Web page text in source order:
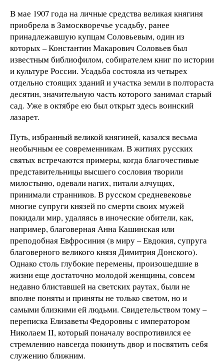
В мае 1907 года на личные средства великая княгиня
приобрела в Замоскворечье усадьбу, ранее
принадлежавшую купцам Соловьевым, один из
которых – Константин Макарович Соловьев был
известным библиофилом, собирателем книг по истории
и культуре России. Усадьба состояла из четырех
отдельно стоящих зданий и участка земли в полтораста
десятин, значительную часть которого занимал старый
сад. Уже в октябре ею был открыт здесь воинский
лазарет.
Путь, избранный великой княгиней, казался весьма
необычным ее современникам. В житиях русских
святых встречаются примеры, когда благочестивые
представительницы высшего сословия творили
милостыню, одевали нагих, питали алчущих,
принимали странников. В русском средневековье
многие супруги князей по смерти своих мужей
покидали мир, удаляясь в иноческие обители, как,
например, благоверная Анна Кашинская или
преподобная Евфросиния (в миру – Евдокия, супруга
благоверного великого князя Димитрия Донского).
Однако столь глубокие перемены, произошедшие в
жизни еще достаточно молодой женщины, совсем
недавно блиставшей на светских раутах, были не
вполне поняты и приняты не только светом, но и
самыми близкими ей людьми. Свидетельством тому –
переписка Елизаветы Федоровны с императором
Николаем II, который поначалу воспротивился ее
стремлению навсегда покинуть двор и посвятить себя
служению ближним.